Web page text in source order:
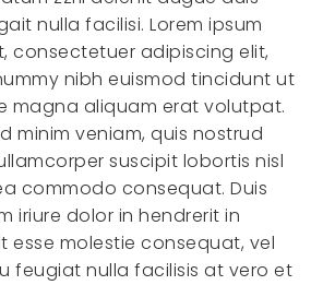
nulla facilisi. Lorem ipsum
consectetuer adipiscing elit,
nibh euismod tincidunt ut
magna aliquam erat volutpat.
minim veniam, quis nostrud
suscipit lobortis nisl
commodo consequat. Duis
iriure dolor in hendrerit in
esse molestie consequat, vel
feugiat nulla facilisis at vero et